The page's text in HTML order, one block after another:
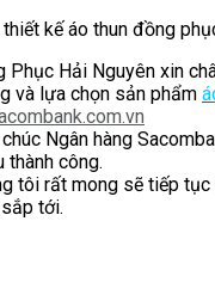
kế áo thun đồng
Phục Hải Nguyên xin
và lựa chọn sản phẩm
Ngân hàng
thành công.
tôi rất mong sẽ tiếp
tới.